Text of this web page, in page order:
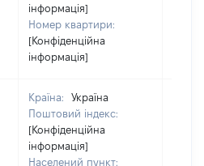
інформація]
Номер квартири:
[Конфіденційна
інформація]
Країна:
Україна
Поштовий індекс:
[Конфіденційна
інформація]
Населений пункт: